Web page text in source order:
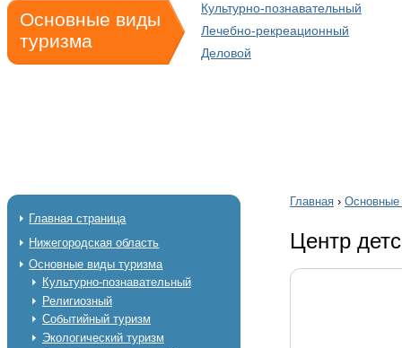
Основные виды
туризма
Культурно-познавательный
Лечебно-рекреационный
Деловой
Главная страница
Нижегородская область
Основные виды туризма
Культурно-познавательный
Религиозный
Событийный туризм
Экологический туризм
Главная › Основные
Центр